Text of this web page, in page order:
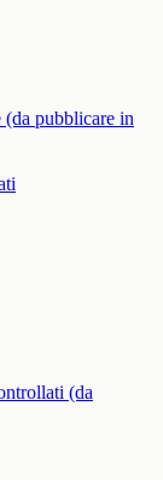
(da pubblicare in
(da